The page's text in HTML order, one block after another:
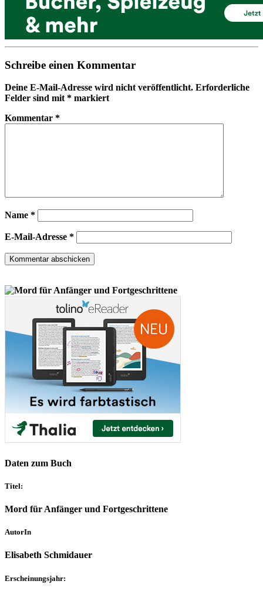
Schreibe einen Kommentar
Deine E-Mail-Adresse wird nicht veröffentlicht. Erforderliche
Felder sind mit* markiert
Kommentar *
Name *
E-Mail-Adresse *
Daten zum Buch
Titel:
Mord für Anfänger und Fortgeschrittene
AutorIn
Elisabeth Schmidauer
Erscheinungsjahr: